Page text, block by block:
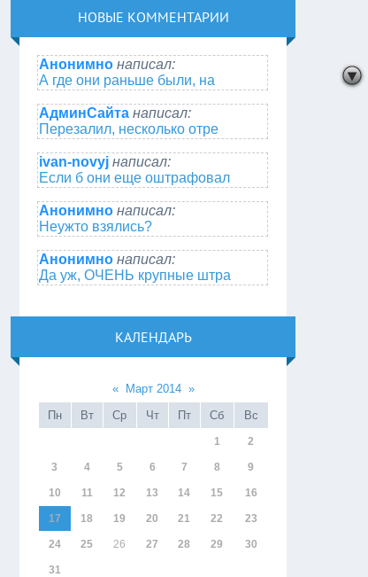
НОВЫЕ КОММЕНТАРИИ
Анонимно написал:
А где они раньше были, на
АдминСайта написал:
Перезалил, несколько отре
ivan-novyj написал:
Если б они еще оштрафовал
Анонимно написал:
Неужто взялись?
Анонимно написал:
Да уж, ОЧЕНЬ крупные штра
КАЛЕНДАРЬ
« Март 2014 »
Пн
Вт Ср Чт Пт Сб Вс
1 2
3 4 5 6 7 8 9
10 11 12 13 14 15 16
17 18 19 20 21 22 23
24 25 26 27 28 29 30
31